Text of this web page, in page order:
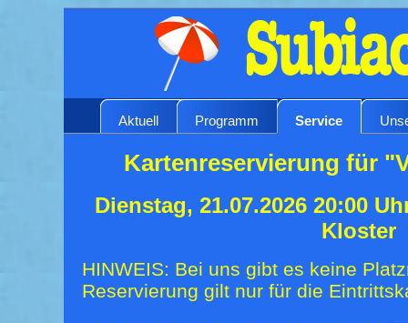
Aktuell Programm Service
Kartenreservierung für
Dienstag, 21.07.2026 20:00
Kloster
HINWEIS: Bei uns gibt es keine
Reservierung gilt nur für die